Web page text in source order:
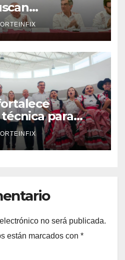
de que
para
de empleo e
no será publicada.
están marcados con *